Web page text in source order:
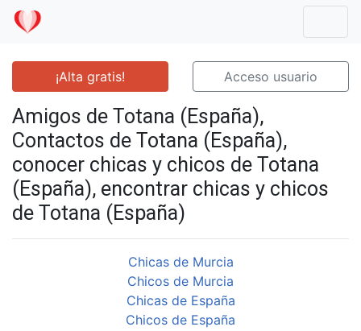
¡Alta gratis! Acceso usuario
Amigos de Totana (España),
Contactos de Totana (España),
conocer chicas y chicos de Totana
(España), encontrar chicas y chicos
de Totana (España)
Chicas de Murcia
Chicos de Murcia
Chicas de España
Chicos de España